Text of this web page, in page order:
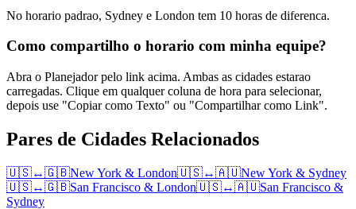
No horario padrao, Sydney e London tem 10 horas de diferenca.
Como compartilho o horario com minha equipe?
Abra o Planejador pelo link acima. Ambas as cidades estarao
carregadas. Clique em qualquer coluna de hora para selecionar,
depois use "Copiar como Texto" ou "Compartilhar como Link".
Pares de Cidades Relacionados
🇺🇸↔🇬🇧New York & London🇺🇸↔🇦🇺New York & Sydney
🇺🇸↔🇬🇧San Francisco & London🇺🇸↔🇦🇺San Francisco &
Sydney